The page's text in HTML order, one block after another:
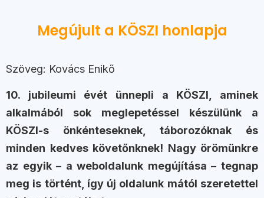
Megújult a KÖSZI honlapja
Szöveg: Kovács Enikő
10. jubileumi évét ünnepli a KÖSZI, aminek
alkalmából sok meglepetéssel készülünk a
KÖSZI-s önkénteseknek, táborozóknak és
minden kedves követőnknek! Nagy örömünkre
az egyik – a weboldalunk megújítása – tegnap
meg is történt, így új oldalunk mától szeretettel